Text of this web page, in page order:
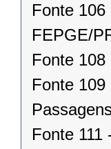
Fonte
FEPGE/
Fonte
Fonte
Fonte